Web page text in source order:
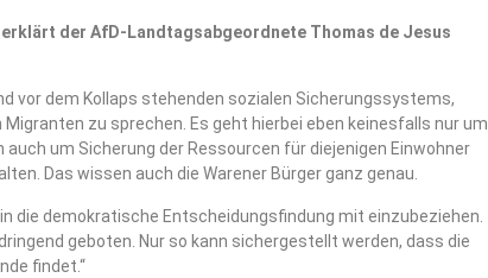
der AfD-Landtagsabgeordnete Thomas de Jesus
vor dem Kollaps stehenden sozialen Sicherungssystems,
zu sprechen. Es geht hierbei eben keinesfalls nur um
um Sicherung der Ressourcen für diejenigen Einwohner
Das wissen auch die Warener Bürger ganz genau.
die demokratische Entscheidungsfindung mit einzubeziehen.
geboten. Nur so kann sichergestellt werden, dass die
findet.“